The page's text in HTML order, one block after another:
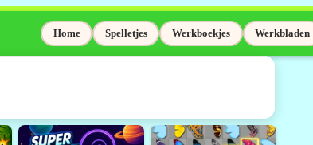
Home Spelletjes Werkboekjes Werkbladen
meer